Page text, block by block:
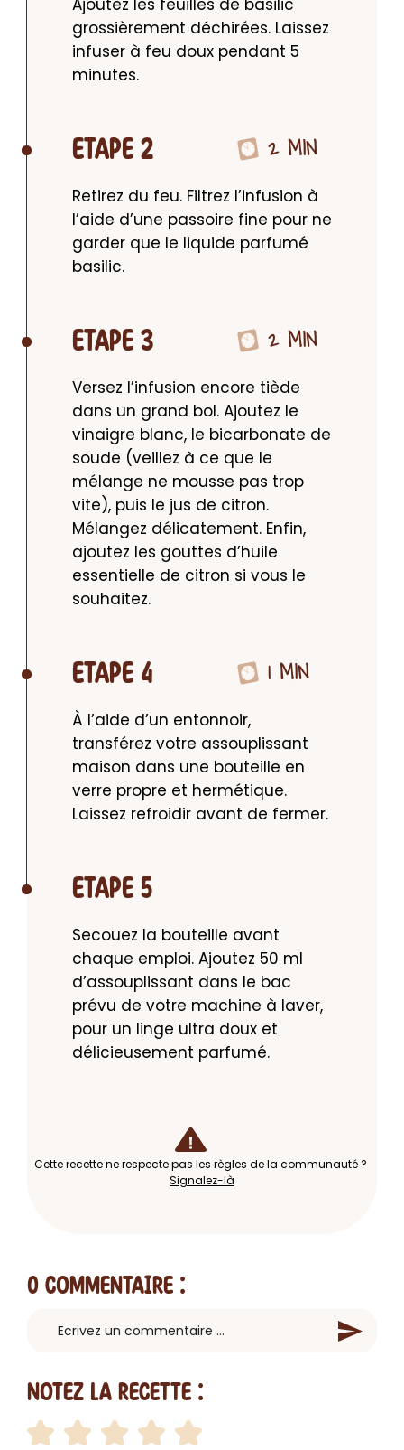
grossièrement déchirées. Laissez
infuser à feu doux pendant 5
minutes.
ETAPE 2 2 MIN
Retirez du feu. Filtrez l’infusion à
l’aide d’une passoire fine pour ne
garder que le liquide parfumé
basilic.
ETAPE 3 2 MIN
Versez l’infusion encore tiède
dans un grand bol. Ajoutez le
vinaigre blanc, le bicarbonate de
soude (veillez à ce que le
mélange ne mousse pas trop
vite), puis le jus de citron.
Mélangez délicatement. Enfin,
ajoutez les gouttes d’huile
essentielle de citron si vous le
souhaitez.
ETAPE 4 1 MIN
À l’aide d’un entonnoir,
transférez votre assouplissant
maison dans une bouteille en
verre propre et hermétique.
Laissez refroidir avant de fermer.
ETAPE 5
Secouez la bouteille avant
chaque emploi. Ajoutez 50 ml
d’assouplissant dans le bac
prévu de votre machine à laver,
pour un linge ultra doux et
délicieusement parfumé.
Cette recette ne respecte pas les règles de la communauté ?
Signalez-là
0 Commentaire :
Notez la recette :